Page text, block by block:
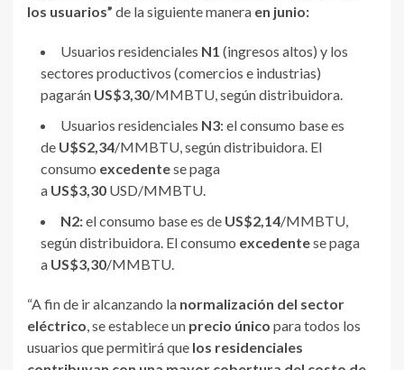
los usuarios” de la siguiente manera en junio:
Usuarios residenciales N1 (ingresos altos) y los
sectores productivos (comercios e industrias)
pagarán US$3,30/MMBTU, según distribuidora.
Usuarios residenciales N3: el consumo base es
de U$S2,34/MMBTU, según distribuidora. El
consumo excedentese paga
a US$3,30 USD/MMBTU.
N2:el consumo base es de US$2,14/MMBTU,
según distribuidora. El consumo excedentese paga
a US$3,30/MMBTU.
“A fin de ir alcanzando la normalización del sector
eléctrico, se establece un precio único para todos los
usuarios que permitirá que los residenciales